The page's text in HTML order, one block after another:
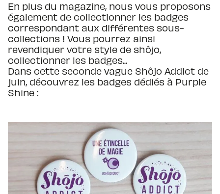
En plus du magazine, nous vous proposons
également de collectionner les badges
correspondant aux différentes sous-
collections ! Vous pourrez ainsi
revendiquer votre style de shôjo,
collectionner les badges...
Dans cette seconde vague Shôjo Addict de
juin, découvrez les badges dédiés à Purple
Shine :